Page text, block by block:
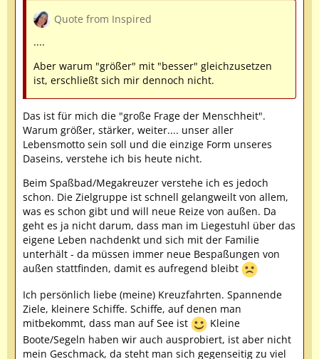
Quote from Inspired
....
Aber warum "größer" mit "besser" gleichzusetzen
ist, erschließt sich mir dennoch nicht.
Das ist für mich die "große Frage der Menschheit".
Warum größer, stärker, weiter.... unser aller
Lebensmotto sein soll und die einzige Form unseres
Daseins, verstehe ich bis heute nicht.
Beim Spaßbad/Megakreuzer verstehe ich es jedoch
schon. Die Zielgruppe ist schnell gelangweilt von allem,
was es schon gibt und will neue Reize von außen. Da
geht es ja nicht darum, dass man im Liegestuhl über das
eigene Leben nachdenkt und sich mit der Familie
unterhält - da müssen immer neue Bespaßungen von
außen stattfinden, damit es aufregend bleibt
Ich persönlich liebe (meine) Kreuzfahrten. Spannende
Ziele, kleinere Schiffe. Schiffe, auf denen man
mitbekommt, dass man auf See ist
Kleine
Boote/Segeln haben wir auch ausprobiert, ist aber nicht
mein Geschmack, da steht man sich gegenseitig zu viel